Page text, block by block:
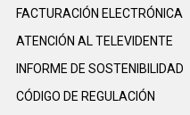
FACTURACIÓN ELECTRÓNICA
ATENCIÓN AL TELEVIDENTE
INFORME DE SOSTENIBILIDAD
CÓDIGO DE REGULACIÓN